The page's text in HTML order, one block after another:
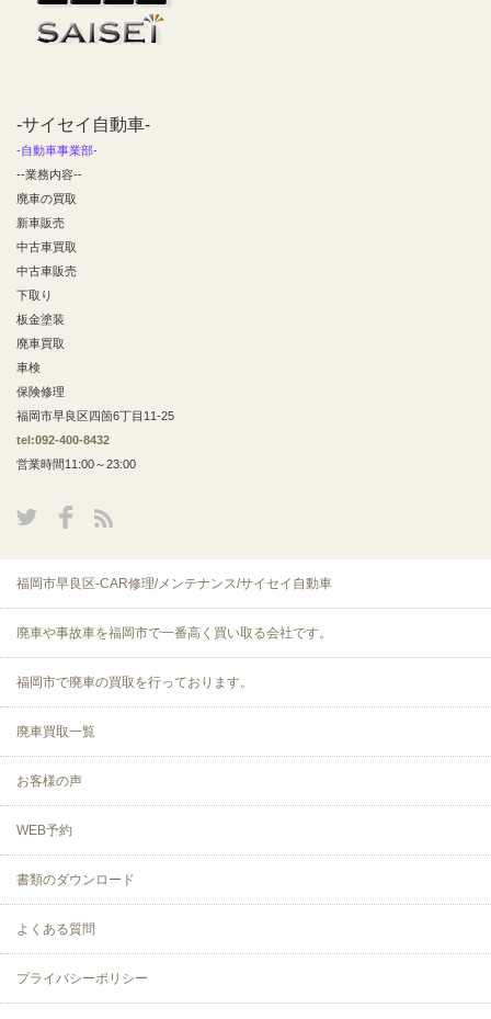
-サイセイ自動車-
-自動車事業部-
--業務内容--
廃車の買取
新車販売
中古車買取
中古車販売
下取り
板金塗装
廃車買取
車検
保険修理
福岡市早良区四箇6丁目11-25
tel:092-400-8432
営業時間11:00～23:00
福岡市早良区-CAR修理/メンテナンス/サイセイ自動車
廃車や事故車を福岡市で一番高く買い取る会社です。
福岡市で廃車の買取を行っております。
廃車買取一覧
お客様の声
WEB予約
書類のダウンロード
よくある質問
プライバシーポリシー